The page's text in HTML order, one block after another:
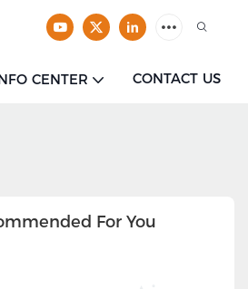
CENTER CONTACT US
For You